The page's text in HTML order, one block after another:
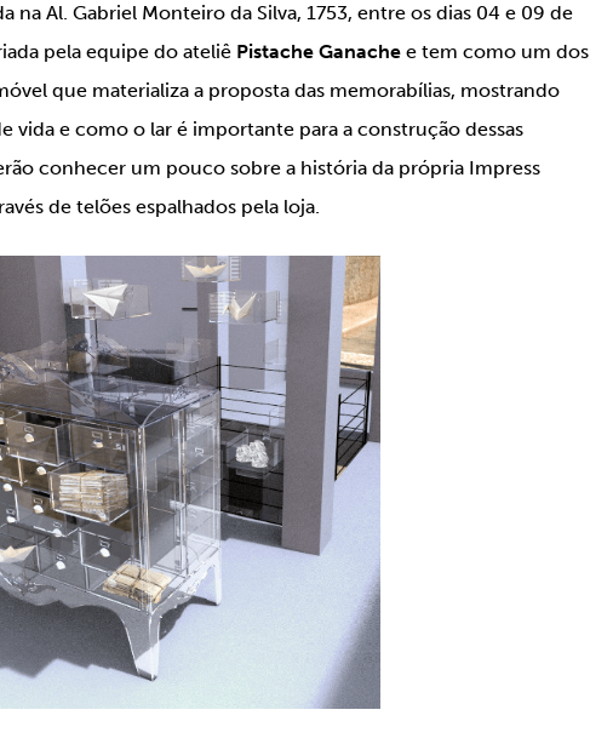
na Al. Gabriel Monteiro da Silva, 1753, entre os dias 04 e 09 de
pela equipe do ateliê Pistache Ganache e tem como um dos
que materializa a proposta das memorabílias, mostrando
vida e como o lar é importante para a construção dessas
conhecer um pouco sobre a história da própria Impress
de telões espalhados pela loja.